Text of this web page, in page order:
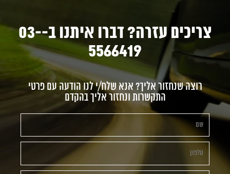
צריכים עזרה? דברו איתנו ב-03-
5566419
רוצה שנחזור אליך? אנא שלח/י לנו הודעה עם פרטי
התקשרות ונחזור אליך בהקדם